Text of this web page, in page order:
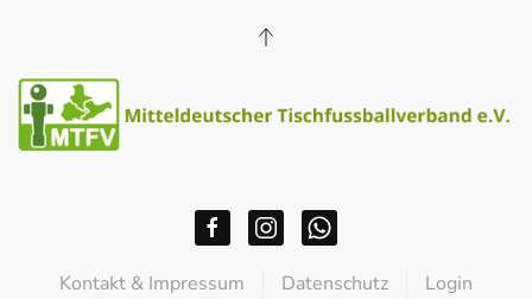
Kontakt & Impressum Datenschutz Login